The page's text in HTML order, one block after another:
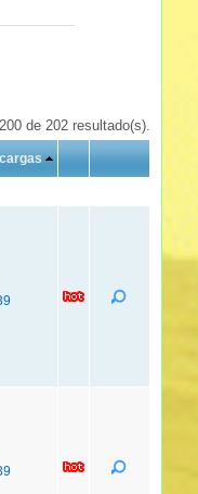
de 202 resultado(s).